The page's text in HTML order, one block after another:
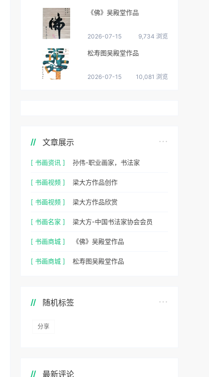
《佛》吴殿堂作品
2026-07-15 9,734 浏览
松寿图吴殿堂作品
2026-07-15 10,081 浏览
文章展示
[ 书画资讯 ] 孙伟-职业画家，书法家
[ 书画视频 ] 梁大方作品创作
[ 书画视频 ] 梁大方作品欣赏
[ 书画名家 ] 梁大方-中国书法家协会会员
[ 书画商城 ] 《佛》吴殿堂作品
[ 书画商城 ] 松寿图吴殿堂作品
随机标签
分享
最新评论